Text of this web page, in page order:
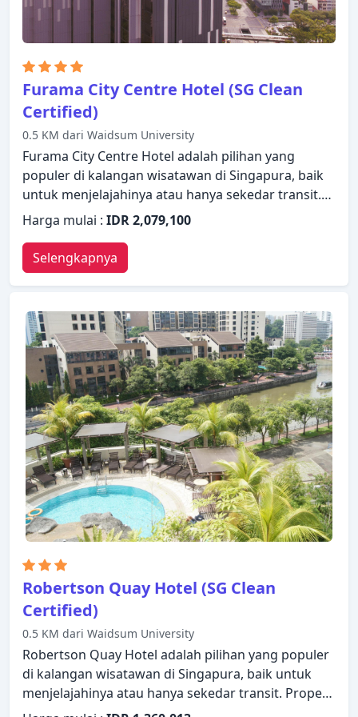
Furama City Centre Hotel (SG Clean
Certified)
0.5 KM dari Waidsum University
Furama City Centre Hotel adalah pilihan yang
populer di kalangan wisatawan di Singapura, baik
untuk menjelajahinya atau hanya sekedar transit.
Baik pebisnis maupun wisatawan, keduanya dapat
menikmati fasilitas dan layanan dari properti ini.
Layanan kamar 24 jam, WiFi gratis di semua kamar,
satpam 24 jam, layanan kebersihan harian,
resepsionis 24 jam dapat ditemukan di properti ini.
Dirancang untuk memberikan kenyamanan,
beberapa kamar memiliki televisi layar datar, rak
pakaian, cermin, sandal, handuk untuk memastikan
kenyamanan istirahat malam Anda. Suasana
tenang di properti ini meluas hingga fasilitas
rekreasinya yang meliputi pusat kebugaran, kolam
renang luar ruangan. Apa pun alasan Anda
mengunjungi Singapura, Furama City Centre Hotel
akan membuat Anda langsung merasa seperti di
rumah.
Harga mulai : IDR 2,079,100
Selengkapnya
Robertson Quay Hotel (SG Clean
Certified)
0.5 KM dari Waidsum University
Robertson Quay Hotel adalah pilihan yang populer
di kalangan wisatawan di Singapura, baik untuk
menjelajahinya atau hanya sekedar transit. Properti
ini memiliki berbagai fasilitas yang membuat